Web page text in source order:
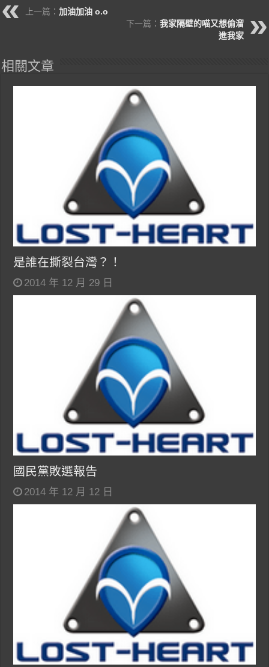
上一篇：加油加油 o.o
下一篇： 我家隔壁的喵又想偷溜
進我家
相關文章
是誰在撕裂台灣？！
2014 年 12 月 29 日
國民黨敗選報告
2014 年 12 月 12 日